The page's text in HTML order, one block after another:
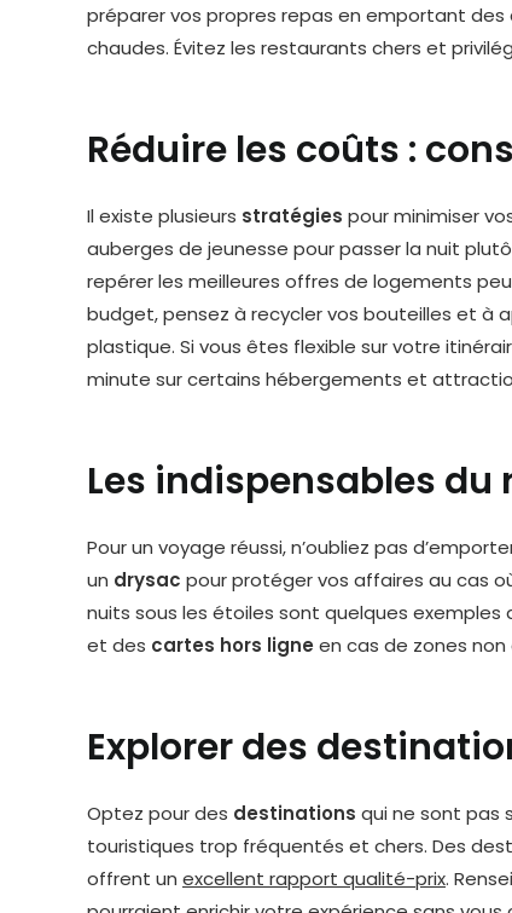
préparer vos propres repas en emportant
chaudes. Évitez les restaurants chers et
Réduire les coûts :
Il existe plusieurs stratégies pour minimiser
auberges de jeunesse pour passer la nuit
repérer les meilleures offres de logements
budget, pensez à recycler vos bouteilles et à
plastique. Si vous êtes flexible sur votre
minute sur certains hébergements et
Les indispensables du
Pour un voyage réussi, n’oubliez pas
un drysac pour protéger vos affaires au cas
nuits sous les étoiles sont quelques exemples
et des cartes hors ligne en cas de zones
Explorer des
Optez pour des destinations qui ne sont pas
touristiques trop fréquentés et chers. Des
offrent un excellent rapport qualité-prix.